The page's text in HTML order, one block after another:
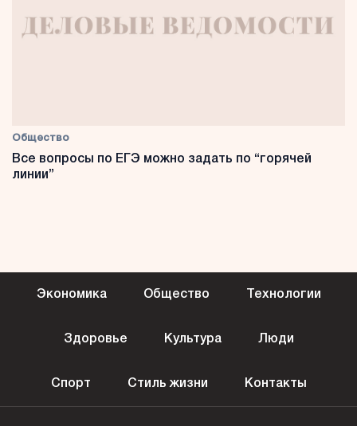
Общество
Все вопросы по ЕГЭ можно задать по “горячей
линии”
Экономика Общество Технологии
Здоровье Культура Люди
Спорт Стиль жизни Контакты